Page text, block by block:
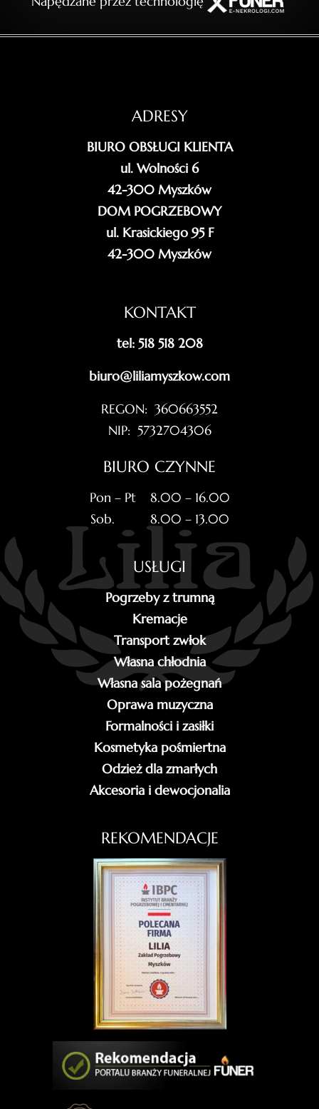
ADRESY
BIURO OBSŁUGI KLIENTA
ul. Wolności 6
42-300 Myszków
DOM POGRZEBOWY
ul. Krasickiego 95 F
42-300 Myszków
KONTAKT
tel: 518 518 208
biuro@liliamyszkow.com
REGON: 360663552
NIP: 5732704306
BIURO CZYNNE
Pon – Pt 8.00 – 16.00
Sob. 8.00 – 13.00
USŁUGI
Pogrzeby z trumną
Kremacje
Transport zwłok
Własna chłodnia
Własna sala pożegnań
Oprawa muzyczna
Formalności i zasiłki
Kosmetyka pośmiertna
Odzież dla zmarłych
Akcesoria i dewocjonalia
REKOMENDACJE